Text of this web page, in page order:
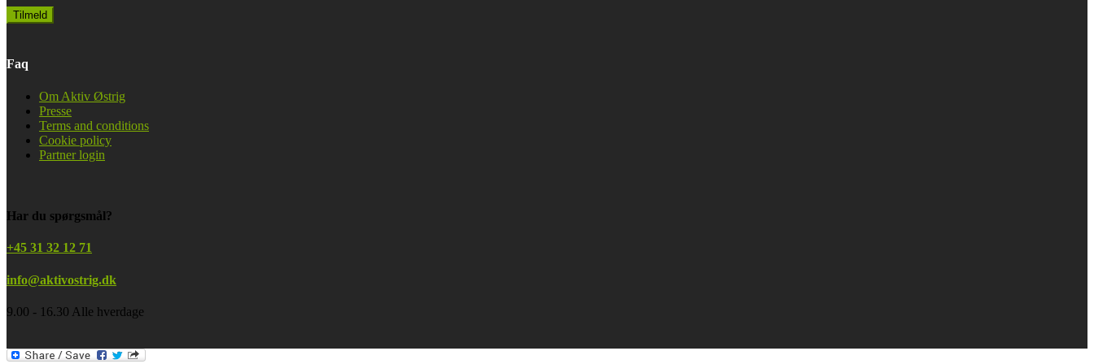
Faq
Om Aktiv Østrig
Presse
Terms and conditions
Cookie policy
Partner login
Har du spørgsmål?
+45 31 32 12 71
info@aktivostrig.dk
9.00 - 16.30 Alle hverdage